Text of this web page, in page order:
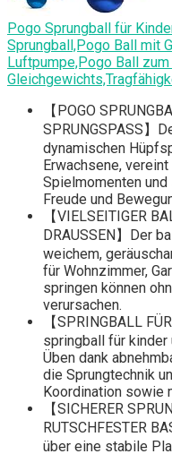
Pogo Sprungball für
Sprungball,Pogo Ball mit
Luftpumpe,Pogo Ball
【POGO
SPRUNGSPASS】
dynamischen
Erwachsene,
Spielmomenten
Freude und
【VIELSEITIGER
DRAUSSEN】Der
weichem,
für Wohnzimmer,
springen können
verursachen.
【SPRINGBALL
springball für
Üben dank
die Sprungtechnik
Koordination sowie
【SICHERER
RUTSCHFESTER
über eine stabile